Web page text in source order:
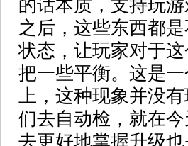
的话本质，支持玩
之后，这些东西都
状态，让玩家对于
把一些平衡。这是
上，这种现象并没
们去自动检，就在
去更好地掌握升级